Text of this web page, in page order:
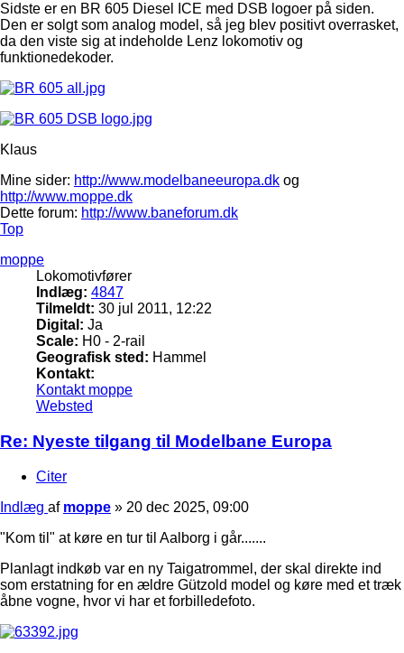
Sidste er en BR 605 Diesel ICE med DSB logoer på siden.
Den er solgt som analog model, så jeg blev positivt overrasket,
da den viste sig at indeholde Lenz lokomotiv og
funktionedekoder.
Klaus
Mine sider: http://www.modelbaneeuropa.dk og
http://www.moppe.dk
Dette forum: http://www.baneforum.dk
Top
moppe
Lokomotivfører
Indlæg: 4847
Tilmeldt: 30 jul 2011, 12:22
Digital: Ja
Scale: H0 - 2-rail
Geografisk sted: Hammel
Kontakt:
Kontakt moppe
Websted
Re: Nyeste tilgang til Modelbane Europa
Citer
Indlæg af moppe » 20 dec 2025, 09:00
"Kom til" at køre en tur til Aalborg i går.......
Planlagt indkøb var en ny Taigatrommel, der skal direkte ind
som erstatning for en ældre Gützold model og køre med et træk
åbne vogne, hvor vi har et forbilledefoto.